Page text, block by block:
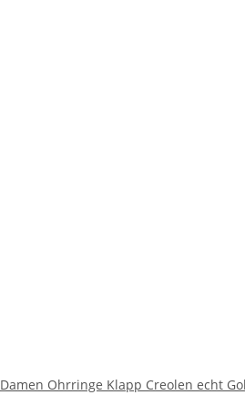
Damen Ohrringe Klapp Creolen echt